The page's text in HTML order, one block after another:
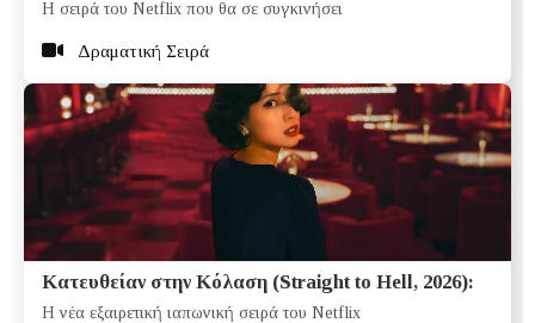
Η σειρά του Netflix που θα σε συγκινήσει
Δραματική Σειρά
Κατευθείαν στην Κόλαση (Straight to Hell, 2026):
Η νέα εξαιρετική ιαπωνική σειρά του Netflix